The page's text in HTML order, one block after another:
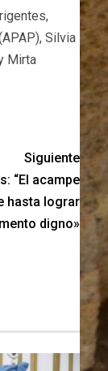
Silvia
Mirta
Siguiente
“El acampe
hasta lograr
digno»